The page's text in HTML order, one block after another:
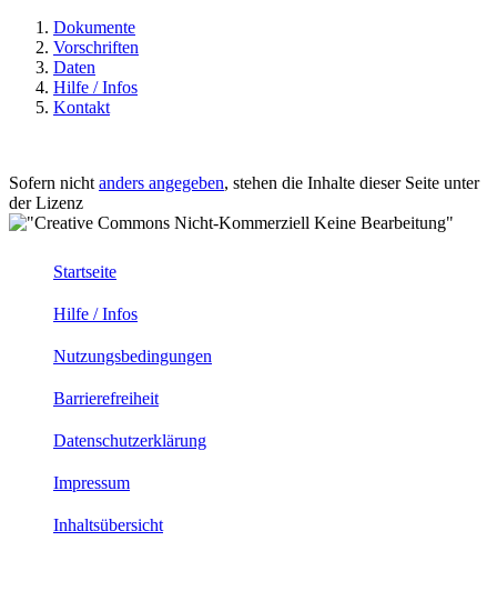
Dokumente
Vorschriften
Daten
Hilfe / Infos
Kontakt
Sofern nichtanders angegeben, stehen die Inhalte dieser Seite unter
der Lizenz
Startseite
Hilfe / Infos
Nutzungsbedingungen
Barrierefreiheit
Datenschutzerklärung
Impressum
Inhaltsübersicht